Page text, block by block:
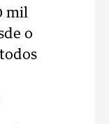
mil
o